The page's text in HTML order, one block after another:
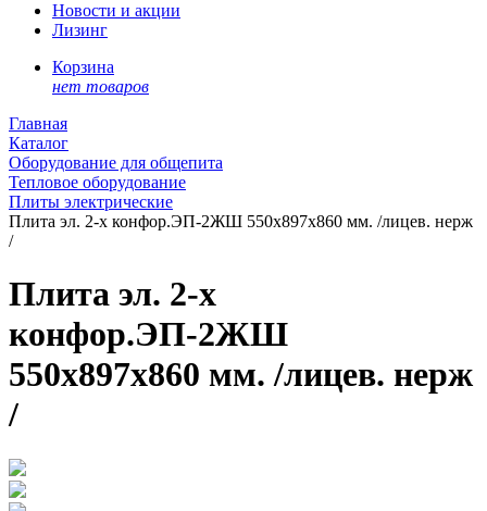
Новости и акции
Лизинг
Корзина
нет товаров
Главная
Каталог
Оборудование для общепита
Тепловое оборудование
Плиты электрические
Плита эл. 2-х конфор.ЭП-2ЖШ 550x897x860 мм. /лицев. нерж
/
Плита эл. 2-х
конфор.ЭП-2ЖШ
550x897x860 мм. /лицев. нерж
/